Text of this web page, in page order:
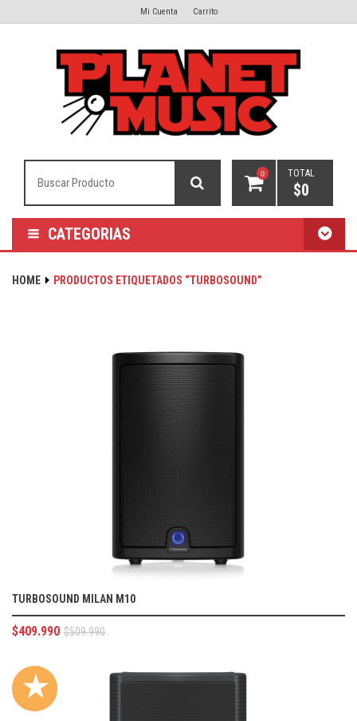
Mi Cuenta Carrito
0 TOTAL
$0
CATEGORIAS
HOME PRODUCTOS ETIQUETADOS “TURBOSOUND”
TURBOSOUND MILAN M10
$509.990
$409.990
★